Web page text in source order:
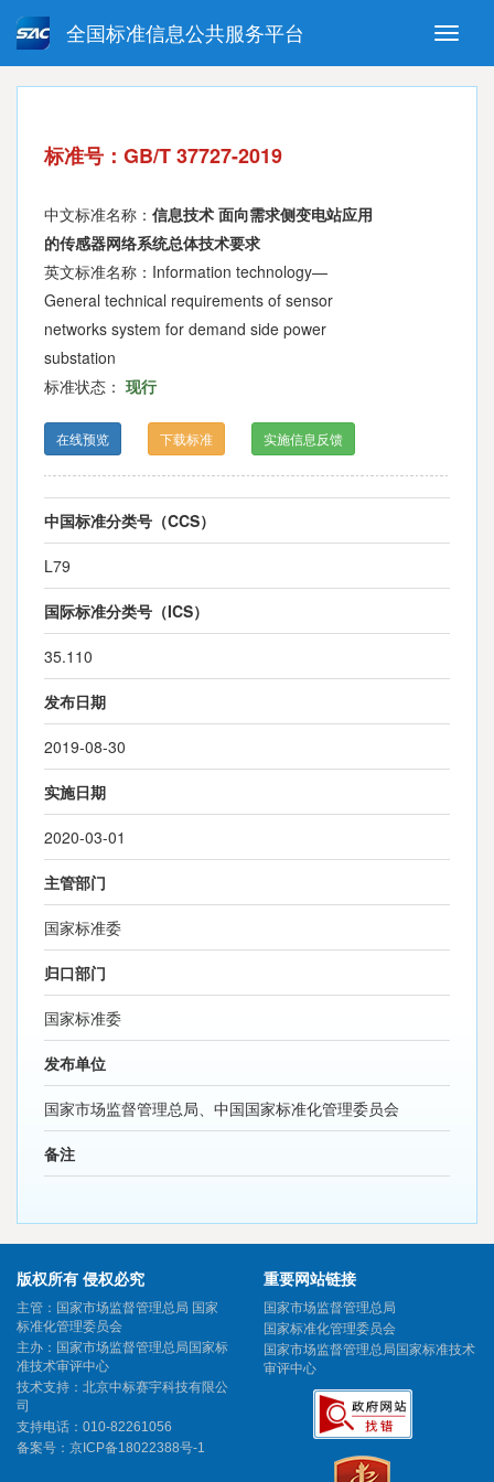
Toggle
全国标准信息公共服务平台
强制性国家标准 推荐性国家标准
指导性技术文件 (National standards in foreign
标准号：GB/T 37727-2019
中文标准名称： 信息技术 面向需求侧变电站应用
的传感器网络系统总体技术要求
英文标准名称：Information technology—
General technical requirements of sensor
networks system for demand side power
substation
标准状态： 现行
在线预览 下载标准 实施信息反馈
中国标准分类号（CCS）
L79
国际标准分类号（ICS）
35.110
发布日期
2019-08-30
实施日期
2020-03-01
主管部门
国家标准委
归口部门
国家标准委
发布单位
国家市场监督管理总局、中国国家标准化管理委员会
备注
版权所有 侵权必究
主管：国家市场监督管理总局 国家
标准化管理委员会
主办：国家市场监督管理总局国家标
准技术审评中心
技术支持：北京中标赛宇科技有限公
司
支持电话：010-82261056
备案号： 京ICP备18022388号-1
重要网站链接
国家市场监督管理总局
国家标准化管理委员会
国家市场监督管理总局国家标准技术
审评中心